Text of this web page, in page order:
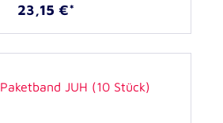
23,15 €*